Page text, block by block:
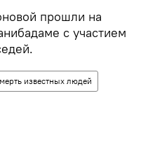
прошли на
с участием
известных людей